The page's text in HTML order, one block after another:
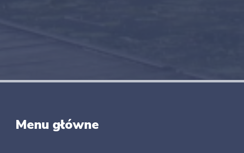
Menu główne